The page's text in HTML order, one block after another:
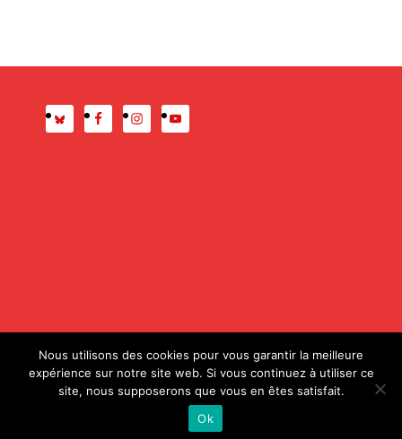
Presse Mentions légales
© 2020 ALDA – Conception : Magali Etcheverria (Atelier
Etcetera)
Nous utilisons des cookies pour vous garantir la meilleure
expérience sur notre site web. Si vous continuez à utiliser ce
site, nous supposerons que vous en êtes satisfait.
Ok